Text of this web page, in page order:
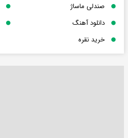
صندلی ماساژ
دانلود آهنگ
خرید نقره